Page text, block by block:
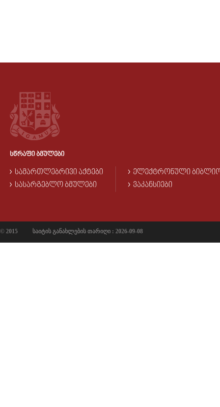
ᲡᲬᲠᲐᲤᲘ ᲑᲛᲣᲚᲔᲑᲘ
ᲡᲐᲛᲐᲠᲗᲚᲔᲑᲠᲘᲕᲘ ᲐᲥᲢᲔᲑᲘ
ᲡᲐᲡᲐᲠᲒᲔᲑᲚᲝ ᲑᲛᲣᲚᲔᲑᲘ
ᲔᲚᲔᲥᲢᲠᲝᲜᲣᲚᲘ
ᲕᲐᲙᲐᲜᲡᲘᲔᲑᲘ
© 2015 საიტის განახლების თარიღი : 2026-09-08